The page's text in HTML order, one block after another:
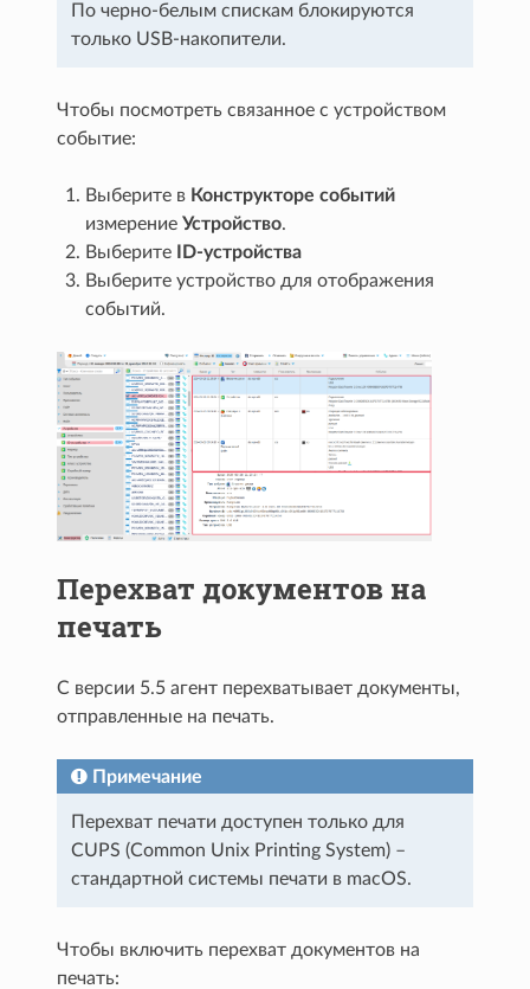
По черно-белым спискам блокируются
только USB-накопители.
Чтобы посмотреть связанное с устройством
событие:
Выберите в Конструкторе событий
измерениеУстройство.
Выберите
ID-устройства
Выберите устройство для отображения
событий.
Перехват документов на
печать
С версии 5.5 агент перехватывает документы,
отправленные на печать.
Примечание
Перехват печати доступен только для
CUPS (Common Unix Printing System) –
стандартной системы печати в macOS.
Чтобы включить перехват документов на
печать: